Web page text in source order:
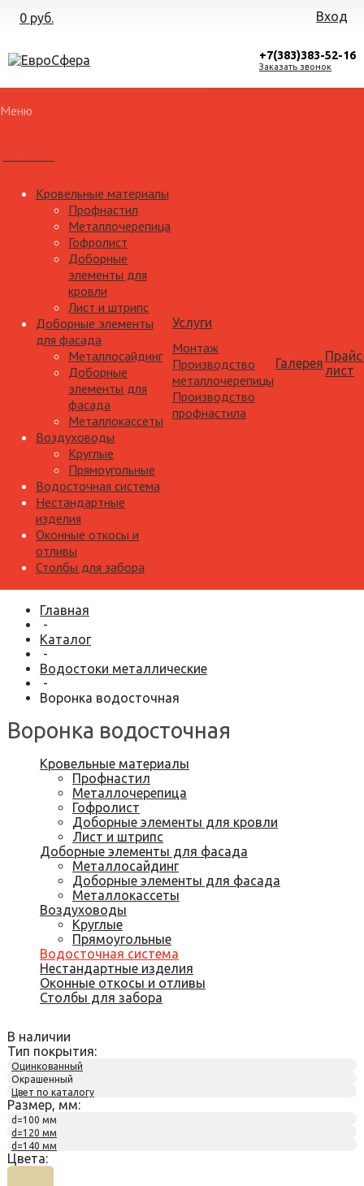
0 руб. Вход
+7(383)383-52-16
Заказать звонок
Меню
Кровельные материалы
Профнастил
Металлочерепица
Гофролист
Доборные
элементы для
кровли
Лист и штрипс
Доборные элементы
для фасада
Металлосайдинг
Доборные
элементы для
фасада
Металлокассеты
Воздуховоды
Круглые
Прямоугольные
Водосточная система
Нестандартные
изделия
Оконные откосы и
отливы
Столбы для забора
Услуги
Монтаж
Производство
металлочерепицы
Производство
профнастила
Галерея лист
Главная
-
Каталог
-
Водостоки металлические
-
Воронка водосточная
Воронка водосточная
Кровельные материалы
Профнастил
Металлочерепица
Гофролист
Доборные элементы для кровли
Лист и штрипс
Доборные элементы для фасада
Металлосайдинг
Доборные элементы для фасада
Металлокассеты
Воздуховоды
Круглые
Прямоугольные
Водосточная система
Нестандартные изделия
Оконные откосы и отливы
Столбы для забора
В наличии
Тип покрытия:
Оцинкованный
Окрашенный
Цвет по каталогу
Размер, мм:
d=100 мм
d=120 мм
d=140 мм
Цвета: